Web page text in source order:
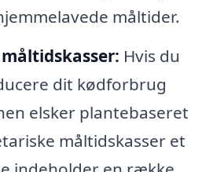
måltider.
Hvis du
dit kødforbrug
elsker plantebaseret
måltidskasser et